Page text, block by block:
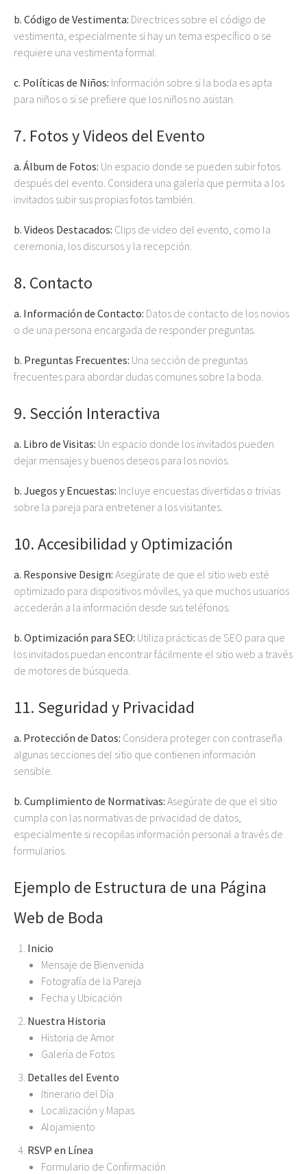
b. Código de Vestimenta: Directrices sobre el código de
vestimenta, especialmente si hay un tema específico o se
requiere una vestimenta formal.
c. Políticas de Niños: Información sobre si la boda es apta
para niños o si se prefiere que los niños no asistan.
7. Fotos y Videos del Evento
a. Álbum de Fotos: Un espacio donde se pueden subir fotos
después del evento. Considera una galería que permita a los
invitados subir sus propias fotos también.
b. Videos Destacados: Clips de video del evento, como la
ceremonia, los discursos y la recepción.
8. Contacto
a. Información de Contacto: Datos de contacto de los novios
o de una persona encargada de responder preguntas.
b. Preguntas Frecuentes: Una sección de preguntas
frecuentes para abordar dudas comunes sobre la boda.
9. Sección Interactiva
a. Libro de Visitas: Un espacio donde los invitados pueden
dejar mensajes y buenos deseos para los novios.
b. Juegos y Encuestas: Incluye encuestas divertidas o trivias
sobre la pareja para entretener a los visitantes.
10.Accesibilidad y Optimización
a. Responsive Design: Asegúrate de que el sitio web esté
optimizado para dispositivos móviles, ya que muchos usuarios
accederán a la información desde sus teléfonos.
b. Optimización para SEO: Utiliza prácticas de SEO para que
los invitados puedan encontrar fácilmente el sitio web a través
de motores de búsqueda.
11. Seguridad y Privacidad
a. Protección de Datos: Considera proteger con contraseña
algunas secciones del sitio que contienen información
sensible.
b. Cumplimiento de Normativas: Asegúrate de que el sitio
cumpla con las normativas de privacidad de datos,
especialmente si recopilas información personal a través de
formularios.
Ejemplo de Estructura de una Página
Web de Boda
Inicio
Mensaje de Bienvenida
Fotografía de la Pareja
Fecha y Ubicación
Nuestra Historia
Historia de Amor
Galería de Fotos
Detalles del Evento
Itinerario del Día
Localización y Mapas
Alojamiento
RSVP en Línea
Formulario de Confirmación